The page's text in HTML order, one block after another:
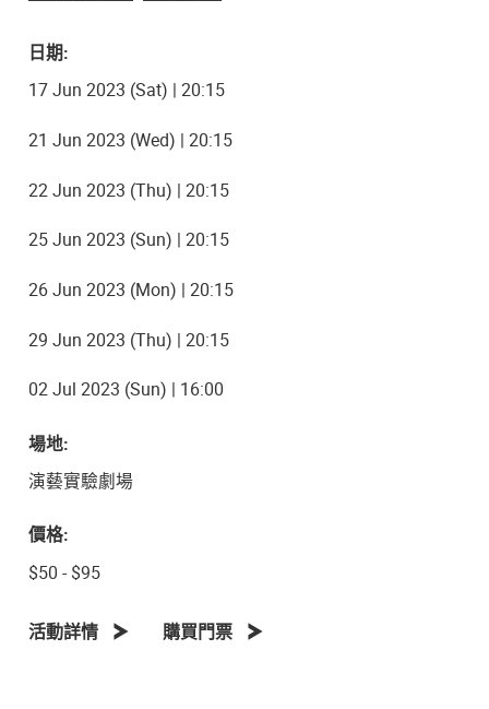
日期:
17 Jun 2023 (Sat) | 20:15
21 Jun 2023 (Wed) | 20:15
22 Jun 2023 (Thu) | 20:15
25 Jun 2023 (Sun) | 20:15
26 Jun 2023 (Mon) | 20:15
29 Jun 2023 (Thu) | 20:15
02 Jul 2023 (Sun) | 16:00
場地:
演藝實驗劇場
價格:
$50 - $95
活動詳情 購買門票